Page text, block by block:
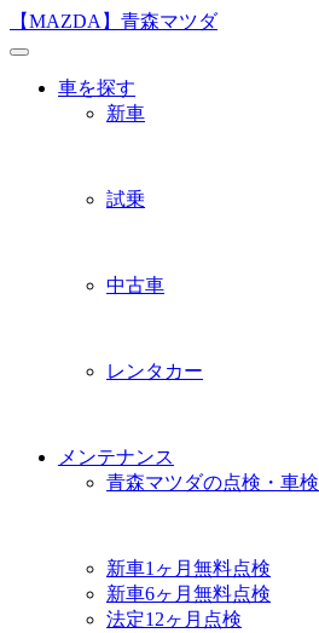
Skip
content
【MAZDA】青森マツダ
車を探す
新車
試乗
中古車
レンタカー
メンテナンス
青森マツダの点検・車検
新車1ヶ月無料点検
新車6ヶ月無料点検
法定12ヶ月点検